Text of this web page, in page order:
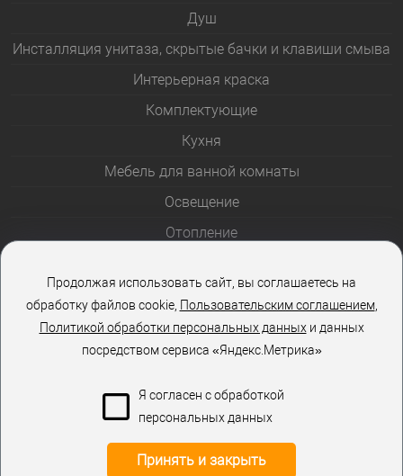
Душ
Инсталляция унитаза, скрытые бачки и клавиши смыва
Интерьерная краска
Комплектующие
Кухня
Мебель для ванной комнаты
Освещение
Отопление
Розетки и выключатели
Стеклоблоки
Столы и стулья
Продолжая использовать сайт, вы соглашаетесь на
обработку файлов cookie, Пользовательским соглашением,
Политикой обработки персональных данныхи данных
посредством сервиса «Яндекс.Метрика»
Я согласен с обработкой
персональных данных
Принять и закрыть